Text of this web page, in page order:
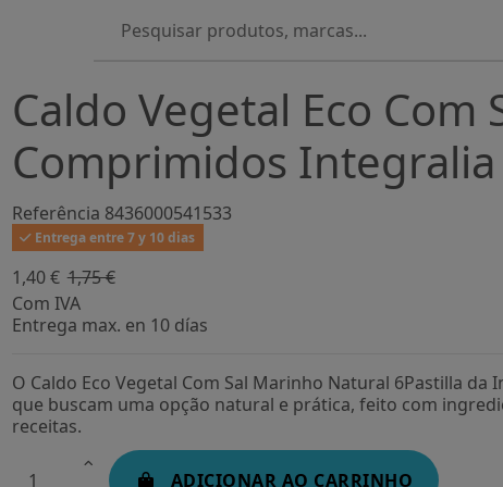
Caldo Vegetal Eco
Comprimidos Integralia
Referência 8436000541533
Entrega entre 7 y 10 dias
1,40 € 1,75 €
Com IVA
Entrega max. en 10 días
O Caldo Eco Vegetal Com Sal Marinho Natural 6Pastilla
que buscam uma opção natural e prática, feito com
receitas.
ADICIONAR AO CARRINHO